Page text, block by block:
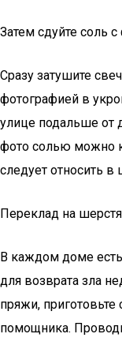
Затем сдуйте соль
Сразу затушите
фотографией в
улице подальше от
фото солью можно
следует относить в
Переклад на
В каждом доме
для возврата зла
пряжи, приготовьте
помощника.